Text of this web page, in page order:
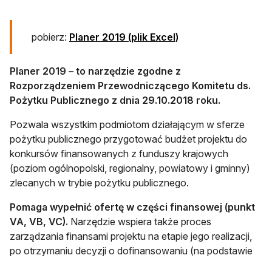
pobierz: Planer 2019 (plik Excel)
Planer 2019 – to narzędzie zgodne z
Rozporządzeniem Przewodniczącego Komitetu ds.
Pożytku Publicznego z dnia 29.10.2018 roku.
Pozwala wszystkim podmiotom działającym w sferze
pożytku publicznego przygotować budżet projektu do
konkursów finansowanych z funduszy krajowych
(poziom ogólnopolski, regionalny, powiatowy i gminny)
zlecanych w trybie pożytku publicznego.
Pomaga wypełnić ofertę w części finansowej (punkt
VA, VB, VC). Narzędzie wspiera także proces
zarządzania finansami projektu na etapie jego realizacji,
po otrzymaniu decyzji o dofinansowaniu (na podstawie